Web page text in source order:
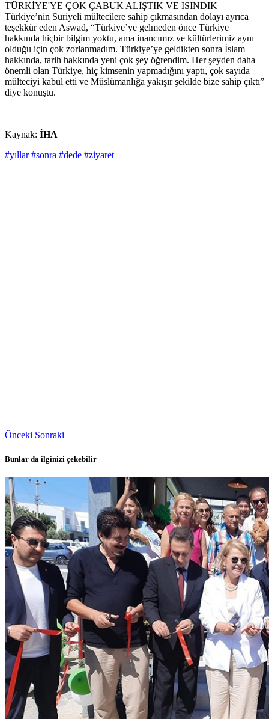
TÜRKİYE'YE ÇOK ÇABUK ALIŞTIK VE ISINDIK
Türkiye’nin Suriyeli mültecilere sahip çıkmasından dolayı ayrıca
teşekkür eden Aswad, “Türkiye’ye gelmeden önce Türkiye
hakkında hiçbir bilgim yoktu, ama inancımız ve kültürlerimiz aynı
olduğu için çok zorlanmadım. Türkiye’ye geldikten sonra İslam
hakkında, tarih hakkında yeni çok şey öğrendim. Her şeyden daha
önemli olan Türkiye, hiç kimsenin yapmadığını yaptı, çok sayıda
mülteciyi kabul etti ve Müslümanlığa yakışır şekilde bize sahip çıktı”
diye konuştu.
Kaynak: İHA
#yıllar #sonra #dede #ziyaret
Önceki Sonraki
Bunlar da ilginizi çekebilir